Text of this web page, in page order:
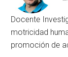
Docente
motricidad
promoción de